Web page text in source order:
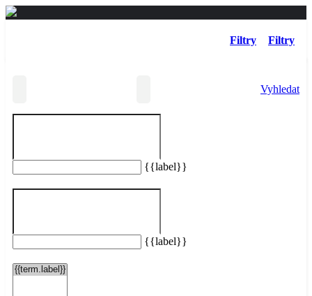
Filtry Filtry
{{label}}
{{label}}
Vyhledat
Vašemu hledání neodpovídají žádné taxi služby.